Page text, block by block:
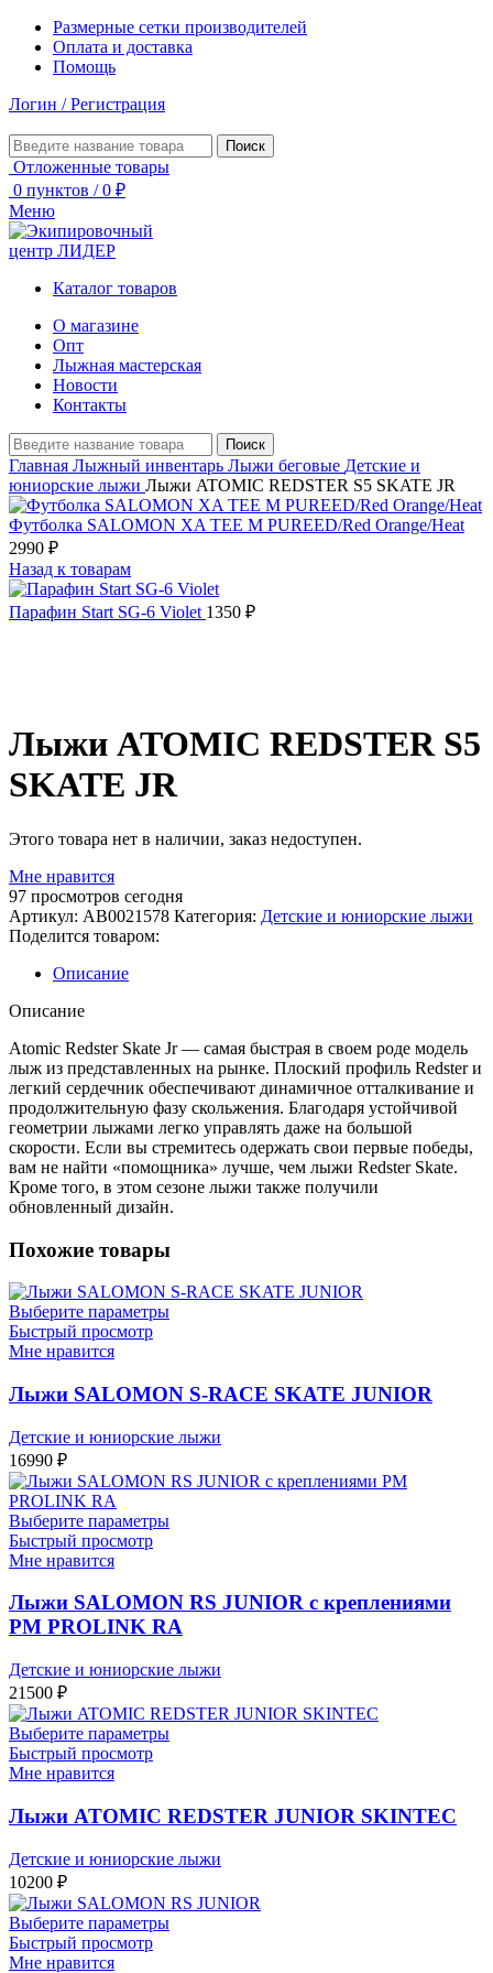
Размерные сетки производителей
Оплата и доставка
Помощь
Логин / Регистрация
Поиск
Отложенные товары
0 пунктов / 0 ₽
Меню
Каталог товаров
О магазине
Опт
Лыжная мастерская
Новости
Контакты
Поиск
Главная Лыжный инвентарь Лыжи беговые Детские и
юниорские лыжи Лыжи ATOMIC REDSTER S5 SKATE JR
Футболка SALOMON XA TEE M PUREED/Red Orange/Heat
2990 ₽
Назад к товарам
Парафин Start SG-6 Violet 1350 ₽
Лыжи ATOMIC REDSTER S5
SKATE JR
Этого товара нет в наличии, заказ недоступен.
Мне нравится
97 просмотров сегодня
Артикул: AB0021578 Категория: Детские и юниорские лыжи
Поделится товаром:
Описание
Описание
Atomic Redster Skate Jr — самая быстрая в своем роде модель
лыж из представленных на рынке. Плоский профиль Redster и
легкий сердечник обеспечивают динамичное отталкивание и
продолжительную фазу скольжения. Благодаря устойчивой
геометрии лыжами легко управлять даже на большой
скорости. Если вы стремитесь одержать свои первые победы,
вам не найти «помощника» лучше, чем лыжи Redster Skate.
Кроме того, в этом сезоне лыжи также получили
обновленный дизайн.
Похожие товары
Выберите параметры
Быстрый просмотр
Мне нравится
Лыжи SALOMON S-RACE SKATE JUNIOR
Детские и юниорские лыжи
16990 ₽
Выберите параметры
Быстрый просмотр
Мне нравится
Лыжи SALOMON RS JUNIOR с креплениями
PM PROLINK RA
Детские и юниорские лыжи
21500 ₽
Выберите параметры
Быстрый просмотр
Мне нравится
Лыжи ATOMIC REDSTER JUNIOR SKINTEC
Детские и юниорские лыжи
10200 ₽
Выберите параметры
Быстрый просмотр
Мне нравится